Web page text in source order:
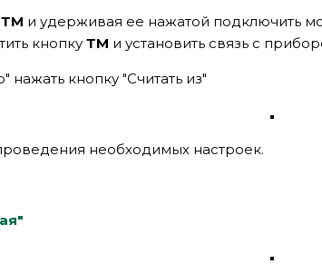
ТМ и удерживая ее нажатой подключить
кнопкуТМ и установить связь с
нажать кнопку "Считать из"
необходимых настроек.